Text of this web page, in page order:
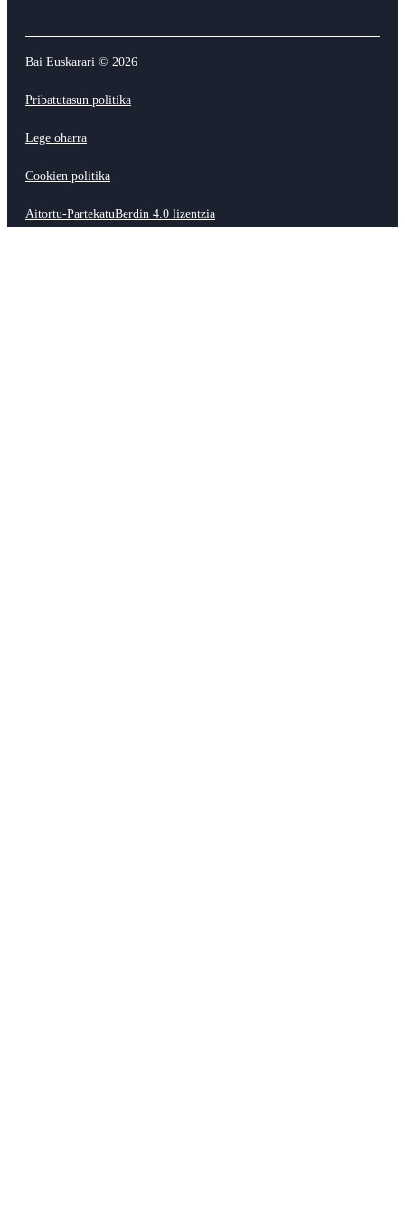
Bai Euskarari © 2026
Pribatutasun politika
Lege oharra
Cookien politika
Aitortu-PartekatuBerdin 4.0 lizentzia